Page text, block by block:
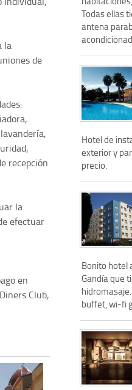
la
de
recepción
la
efectuar
en
Club,
Todas ellas
antena
Hotel de
exterior y
precio.
Bonito hotel
Gandía que
buffet, wi-fi